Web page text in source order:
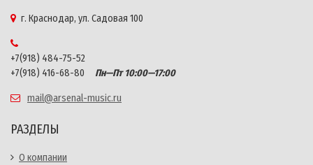
г. Краснодар, ул. Садовая 100
+7(918) 484-75-52
+7(918) 416-68-80
Пн—Пт 10:00—17:00
mail@arsenal-music.ru
РАЗДЕЛЫ
О компании